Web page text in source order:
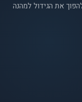
את הגידול למהנה